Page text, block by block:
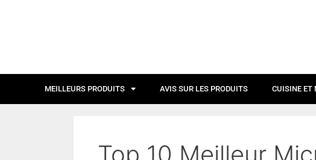
MEILLEURS PRODUITS AVIS SUR LES PRODUITS CUISINE ET